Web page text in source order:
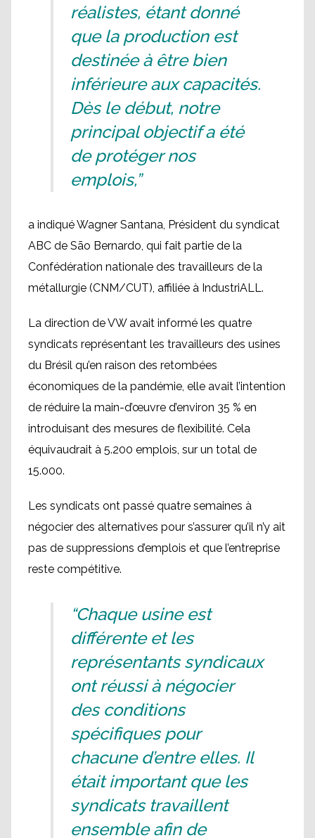
réalistes, étant donné
que la production est
destinée à être bien
inférieure aux capacités.
Dès le début, notre
principal objectif a été
de protéger nos
emplois,”
a indiqué Wagner Santana, Président du syndicat
ABC de São Bernardo, qui fait partie de la
Confédération nationale des travailleurs de la
métallurgie (CNM/CUT), affiliée à IndustriALL.
La direction de VW avait informé les quatre
syndicats représentant les travailleurs des usines
du Brésil qu’en raison des retombées
économiques de la pandémie, elle avait l’intention
de réduire la main-d’œuvre d’environ 35 % en
introduisant des mesures de flexibilité. Cela
équivaudrait à 5.200 emplois, sur un total de
15.000.
Les syndicats ont passé quatre semaines à
négocier des alternatives pour s’assurer qu’il n’y ait
pas de suppressions d’emplois et que l’entreprise
reste compétitive.
“Chaque usine est
différente et les
représentants syndicaux
ont réussi à négocier
des conditions
spécifiques pour
chacune d’entre elles. Il
était important que les
syndicats travaillent
ensemble afin de